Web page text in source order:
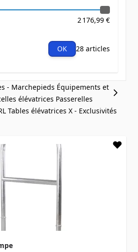
2 176,99 €
OK 28 articles
- Marchepieds Équipements et
élévatrices Passerelles
Tables élévatrices X - Exclusivités